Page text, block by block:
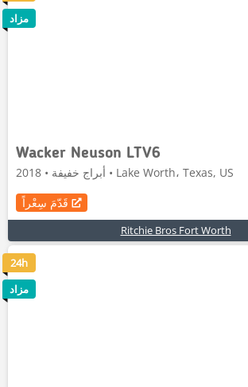
Wacker Neuson LTV6
أبراج خفيفة • 2018 • Lake Worth، Texas, US
قَدّمَ سِعْراً
Ritchie Bros Fort Worth
مزاد
24h
مزاد